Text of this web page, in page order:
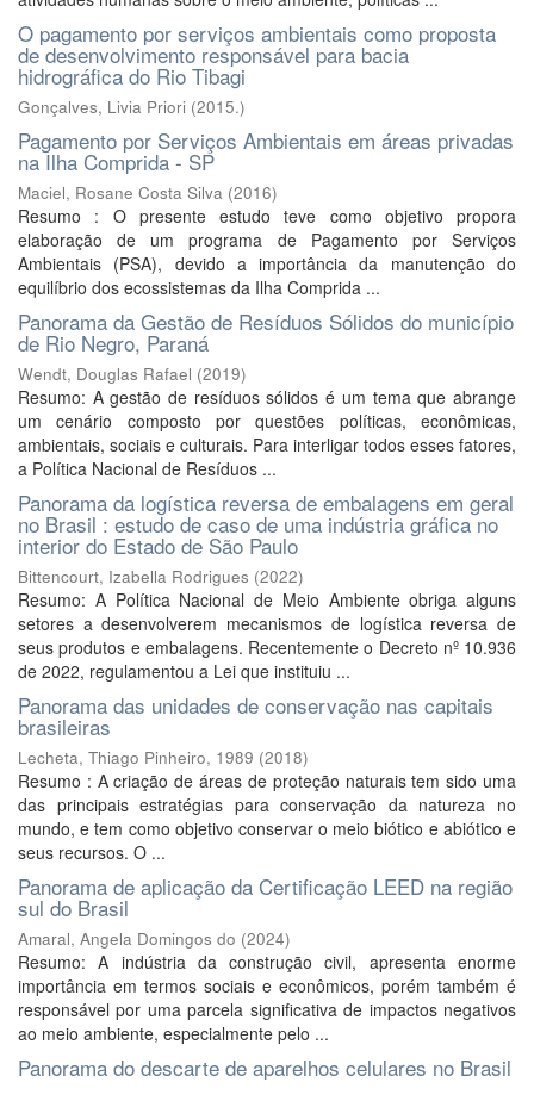
O pagamento por serviços ambientais como proposta
de desenvolvimento responsável para bacia
hidrográfica do Rio Tibagi
Gonçalves, Livia Priori (2015.)
Pagamento por Serviços Ambientais em áreas privadas
na Ilha Comprida - SP
Maciel, Rosane Costa Silva (2016)
Resumo : O presente estudo teve como objetivo propora
elaboração de um programa de Pagamento por Serviços
Ambientais (PSA), devido a importância da manutenção do
equilíbrio dos ecossistemas da Ilha Comprida ...
Panorama da Gestão de Resíduos Sólidos do município
de Rio Negro, Paraná
Wendt, Douglas Rafael (2019)
Resumo: A gestão de resíduos sólidos é um tema que abrange
um cenário composto por questões políticas, econômicas,
ambientais, sociais e culturais. Para interligar todos esses fatores,
a Política Nacional de Resíduos ...
Panorama da logística reversa de embalagens em geral
no Brasil : estudo de caso de uma indústria gráfica no
interior do Estado de São Paulo
Bittencourt, Izabella Rodrigues (2022)
Resumo: A Política Nacional de Meio Ambiente obriga alguns
setores a desenvolverem mecanismos de logística reversa de
seus produtos e embalagens. Recentemente o Decreto nº 10.936
de 2022, regulamentou a Lei que instituiu ...
Panorama das unidades de conservação nas capitais
brasileiras
Lecheta, Thiago Pinheiro, 1989 (2018)
Resumo : A criação de áreas de proteção naturais tem sido uma
das principais estratégias para conservação da natureza no
mundo, e tem como objetivo conservar o meio biótico e abiótico e
seus recursos. O ...
Panorama de aplicação da Certificação LEED na região
sul do Brasil
Amaral, Angela Domingos do (2024)
Resumo: A indústria da construção civil, apresenta enorme
importância em termos sociais e econômicos, porém também é
responsável por uma parcela significativa de impactos negativos
ao meio ambiente, especialmente pelo ...
Panorama do descarte de aparelhos celulares no Brasil